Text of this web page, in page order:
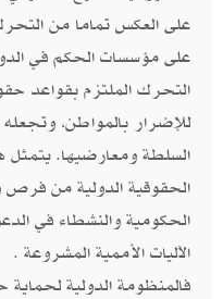
على العكس تماما من
على مؤسسات الحكم في
التحرك الملتزم بقواعد
للإضرار بالمواطن،
السلطة ومعارضيها. يتمثل
الحقوقية الدولية من
الحكومية والنشطاء في
الآليات الأممية المشروعة .
فالمنظومة الدولية